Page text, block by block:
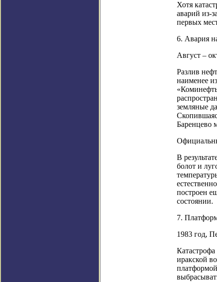
Хотя
аварий из-
первых
6. Авария
Август –
Разлив
наименее
земляные
Баренцево
В
болот и
построен
состоянии.
7.
1983 год,
иракской